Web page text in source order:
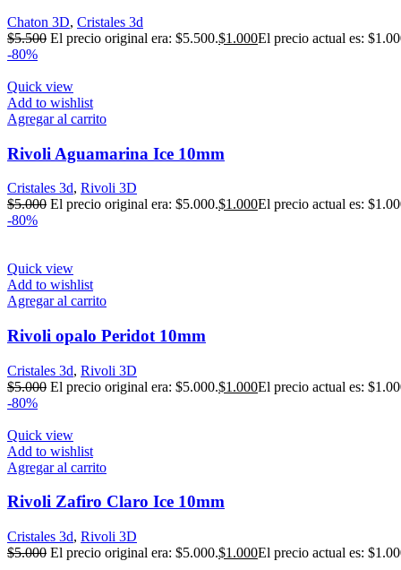
Chaton 3D, Cristales 3d
$5.500 El precio original era: $5.500.$1.000El precio actual es:
-80%
Quick view
Add to wishlist
Agregar al carrito
Rivoli Aguamarina Ice 10mm
Cristales 3d, Rivoli 3D
$5.000 El precio original era: $5.000.$1.000El precio actual es:
-80%
Quick view
Add to wishlist
Agregar al carrito
Rivoli opalo Peridot 10mm
Cristales 3d, Rivoli 3D
$5.000 El precio original era: $5.000.$1.000El precio actual es:
-80%
Quick view
Add to wishlist
Agregar al carrito
Rivoli Zafiro Claro Ice 10mm
Cristales 3d, Rivoli 3D
$5.000 El precio original era: $5.000.$1.000El precio actual es: